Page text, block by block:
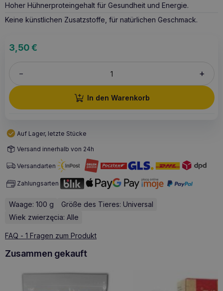
Hoher Hühnerproteingehalt für Gesundheit und Energie.
Keine künstlichen Zusatzstoffe, für natürlichen Geschmack.
3,50€
– +
In den Warenkorb
Auf Lager, letzte Stücke
Versand innerhalb von 24h
Versandarten
Zahlungsarten
Waage: 100 g
Größe des Tieres: Universal
Wiek zwierzęcia: Alle
FAQ - 1 Fragen zum Produkt
Zusammen gekauft